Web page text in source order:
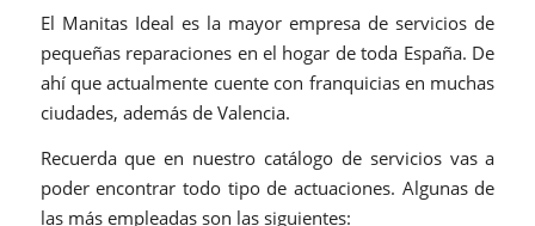
El Manitas Ideal es la mayor empresa de servicios de
pequeñas reparaciones en el hogar de toda España. De
ahí que actualmente cuente con franquicias en muchas
ciudades, además de Valencia.
Recuerda que en nuestro catálogo de servicios vas a
poder encontrar todo tipo de actuaciones. Algunas de
las más empleadas son las siguientes: